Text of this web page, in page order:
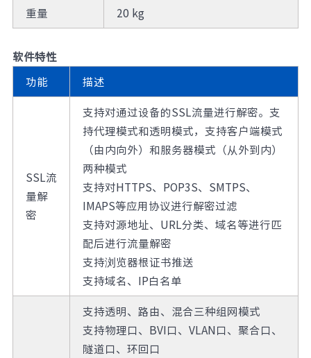
重量 20 kg
软件特性
功能
描述
SSL流
量解
密
支持对通过设备的SSL流量进行解密。支
持代理模式和透明模式，支持客户端模式
（由内向外）和服务器模式（从外到内）
两种模式
支持对HTTPS、POP3S、SMTPS、
IMAPS等应用协议进行解密过滤
支持对源地址、URL分类、域名等进行匹
配后进行流量解密
支持浏览器根证书推送
支持域名、IP白名单
支持透明、路由、混合三种组网模式
支持物理口、BVI口、VLAN口、聚合口、
隧道口、环回口